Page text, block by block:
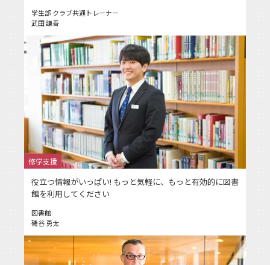
学生部 クラブ共通トレーナー
武田 謙吾
修学支援
役立つ情報がいっぱい! もっと気軽に、もっと有効的に図書
館を利用してください
図書館
磯谷 勇太